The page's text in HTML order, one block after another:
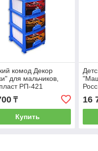
комод Декор
для мальчиков,
РП-421
₸
Купить
16